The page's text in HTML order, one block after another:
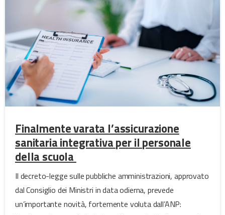
Finalmente varata l’assicurazione
sanitaria integrativa per il personale
della scuola
Il decreto-legge sulle pubbliche amministrazioni, approvato
dal Consiglio dei Ministri in data odierna, prevede
un’importante novità, fortemente voluta dall’ANP: